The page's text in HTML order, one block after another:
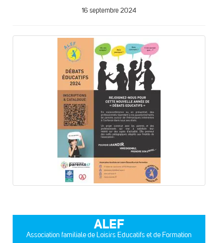
16 septembre 2024
ALEF
Association familiale de Loisirs Educatifs et de Formation